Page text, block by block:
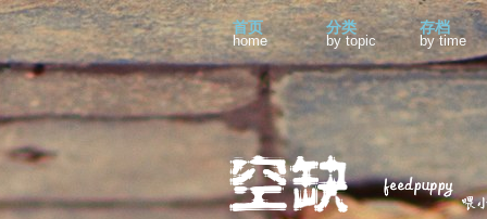
首页
home
分类
by topic
存档
by time